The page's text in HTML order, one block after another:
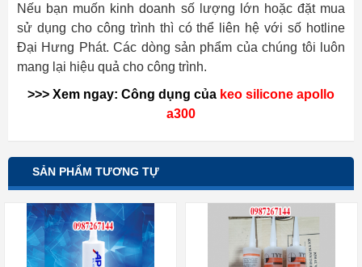
Nếu bạn muốn kinh doanh số lượng lớn hoặc đặt mua
sử dụng cho công trình thì có thể liên hệ với số hotline
Đại Hưng Phát.Các dòng sản phẩm của chúng tôi luôn
mang lại hiệu quả cho công trình.
>>> Xem ngay: Công dụng của keo silicone apollo
a300
SẢN PHẨM TƯƠNG TỰ